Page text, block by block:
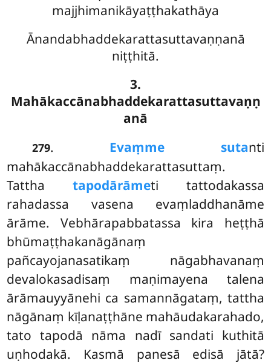
majjhimanikāyaṭṭhakathāya
Ānandabhaddekarattasuttavaṇṇanā
niṭṭhitā.
3.
Mahākaccānabhaddekarattasuttavaṇṇ
anā
279. Evaṃme sutanti
mahākaccānabhaddekarattasuttaṃ.
Tattha tapodārāmeti tattodakassa
rahadassa vasena evaṃladdhanāme
ārāme. Vebhārapabbatassa kira heṭṭhā
bhūmaṭṭhakanāgānaṃ
pañcayojanasatikaṃ nāgabhavanaṃ
devalokasadisaṃ maṇimayena talena
ārāmauyyānehi ca samannāgataṃ, tattha
nāgānaṃ kīḷanaṭṭhāne mahāudakarahado,
tato tapodā nāma nadī sandati kuthitā
uṇhodakā. Kasmā panesā edisā jātā?